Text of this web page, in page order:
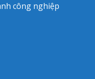
công nghiệp